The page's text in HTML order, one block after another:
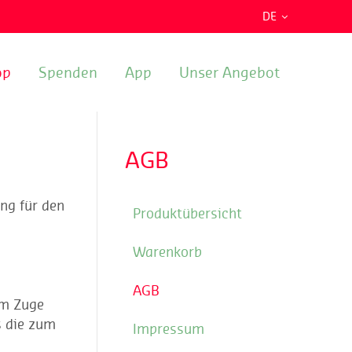
DE
Spenden App Unser Angebot
für den
Zuge
die zum
AGB
Produktübersicht
Warenkorb
AGB
Impressum